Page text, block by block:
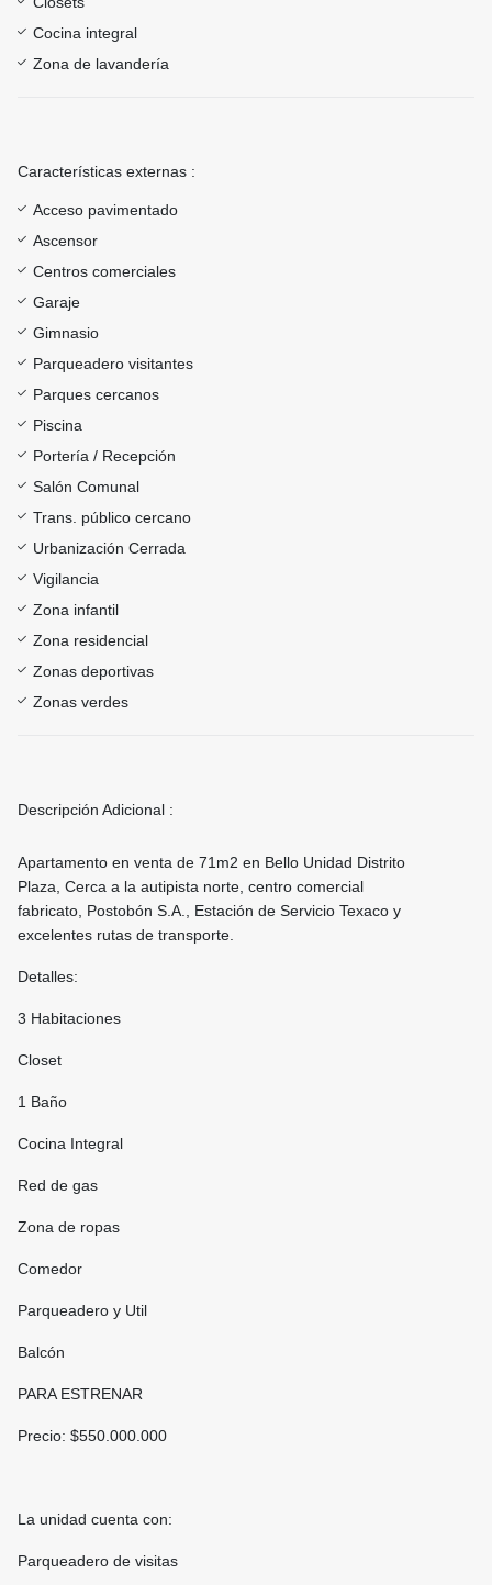
Cocina integral
Zona de lavandería
Características externas :
Acceso pavimentado
Ascensor
Centros comerciales
Garaje
Gimnasio
Parqueadero visitantes
Parques cercanos
Piscina
Portería / Recepción
Salón Comunal
Trans. público cercano
Urbanización Cerrada
Vigilancia
Zona infantil
Zona residencial
Zonas deportivas
Zonas verdes
Descripción Adicional :
Apartamento en venta de 71m2 en Bello Unidad Distrito
Plaza, Cerca a la autipista norte, centro comercial
fabricato, Postobón S.A., Estación de Servicio Texaco y
excelentes rutas de transporte.
Detalles:
3 Habitaciones
Closet
1 Baño
Cocina Integral
Red de gas
Zona de ropas
Comedor
Parqueadero y Util
Balcón
PARA ESTRENAR
Precio: $550.000.000
La unidad cuenta con:
Parqueadero de visitas